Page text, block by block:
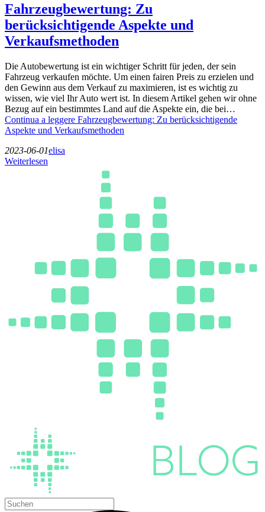
Fahrzeugbewertung: Zu
berücksichtigende Aspekte und
Verkaufsmethoden
Die Autobewertung ist ein wichtiger Schritt für jeden, der sein
Fahrzeug verkaufen möchte. Um einen fairen Preis zu erzielen und
den Gewinn aus dem Verkauf zu maximieren, ist es wichtig zu
wissen, wie viel Ihr Auto wert ist. In diesem Artikel gehen wir ohne
Bezug auf ein bestimmtes Land auf die Aspekte ein, die bei…
Continua a leggere Fahrzeugbewertung: Zu berücksichtigende
Aspekte und Verkaufsmethoden
2023-06-01elisa
Weiterlesen